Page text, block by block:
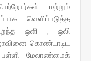
மற்றும்
வெளிப்படுத்த
ஒளி , ஒலி
கொண்டாடிட
மேலாண்மைக்